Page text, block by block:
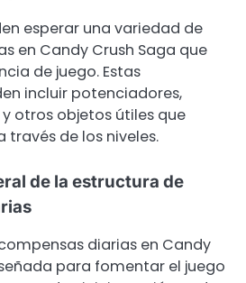
esperar una variedad de
en Candy Crush Saga que
de juego. Estas
incluir potenciadores,
otros objetos útiles que
través de los niveles.
de la estructura de
diarias en Candy
para fomentar el juego